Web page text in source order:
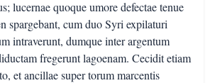
lucernae quoque umore defectae tenue
spargebant, cum duo Syri expilaturi
intraverunt, dumque inter argentum
fregerunt lagoenam. Cecidit etiam
et ancillae super torum marcentis